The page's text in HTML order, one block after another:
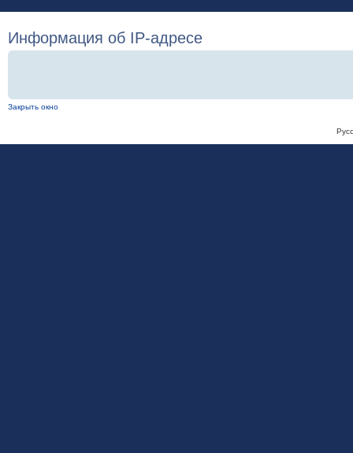
Информация об IP-адресе
Закрыть окно